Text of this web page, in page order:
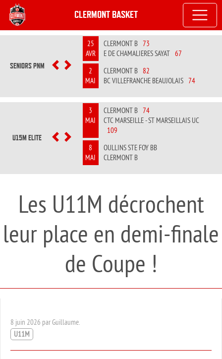
CLERMONT BASKET
SENIORS PNM PREVIOUS
NEXT
25
AVR
CLERMONT B 73
E DE CHAMALIERES SAYAT 67
2
MAI
CLERMONT B 82
BC VILLEFRANCHE BEAUJOLAIS 74
U15M ELITE PREVIOUS
NEXT
3
MAI
CLERMONT B 74
CTC MARSEILLE - ST MARSEILLAIS UC
109
8
MAI
OULLINS STE FOY BB
CLERMONT B
Les U11M décrochent
leur place en demi-finale
de Coupe !
8 juin 2026 par Guillaume.
U11M